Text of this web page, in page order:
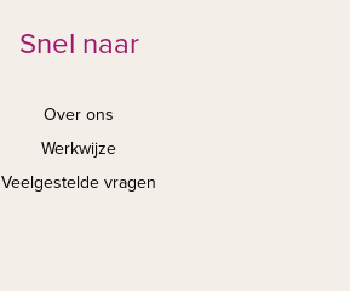
Snel naar
Over ons
Werkwijze
Veelgestelde vragen